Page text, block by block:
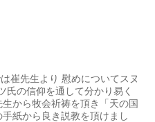
崔先生より 慰めについてスヌ
氏の信仰を通して分かり易く
から牧会祈祷を頂き「天の国
紙から良き説教を頂けまし